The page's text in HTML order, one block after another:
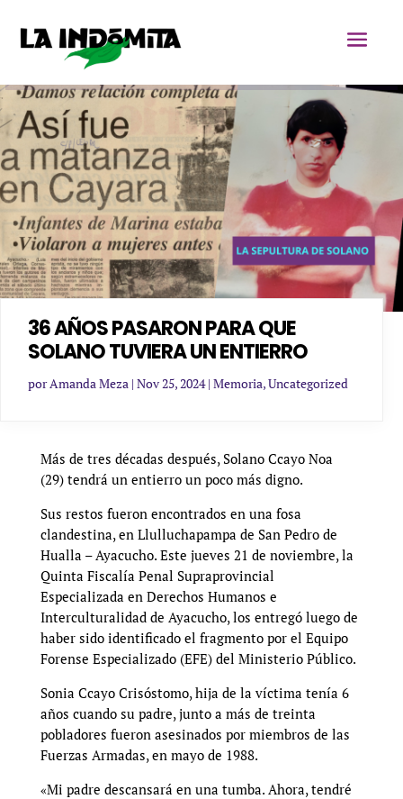
36 AÑOS PASARON PARA QUE
SOLANO TUVIERA UN ENTIERRO
porAmanda Meza | Nov 25, 2024| Memoria,Uncategorized
Más de tres décadas después, Solano Ccayo Noa
(29) tendrá un entierro un poco más digno.
Sus restos fueron encontrados en una fosa
clandestina, en Llulluchapampa de San Pedro de
Hualla – Ayacucho. Este jueves 21 de noviembre, la
Quinta Fiscalía Penal Supraprovincial
Especializada en Derechos Humanos e
Interculturalidad de Ayacucho, los entregó luego de
haber sido identificado el fragmento por el Equipo
Forense Especializado (EFE) del Ministerio Público.
Sonia Ccayo Crisóstomo, hija de la víctima tenía 6
años cuando su padre, junto a más de treinta
pobladores fueron asesinados por miembros de las
Fuerzas Armadas, en mayo de 1988.
«Mi padre descansará en una tumba. Ahora, tendré